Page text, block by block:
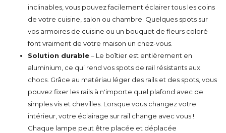
inclinables, vous pouvez facilement éclairer tous les coins
de votre cuisine, salon ou chambre. Quelques spots sur
vos armoires de cuisine ou un bouquet de fleurs coloré
font vraiment de votre maison un chez-vous.
Solution durable– Le boîtier est entièrement en
aluminium, ce qui rend vos spots de rail résistants aux
chocs. Grâce au matériau léger des rails et des spots, vous
pouvez fixer les rails à n'importe quel plafond avec de
simples vis et chevilles. Lorsque vous changez votre
intérieur, votre éclairage sur rail change avec vous !
Chaque lampe peut être placée et déplacée